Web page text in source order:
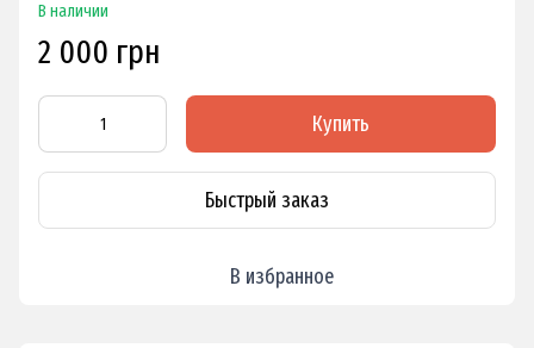
В наличии
2 000 грн
Купить
Быстрый заказ
В избранное